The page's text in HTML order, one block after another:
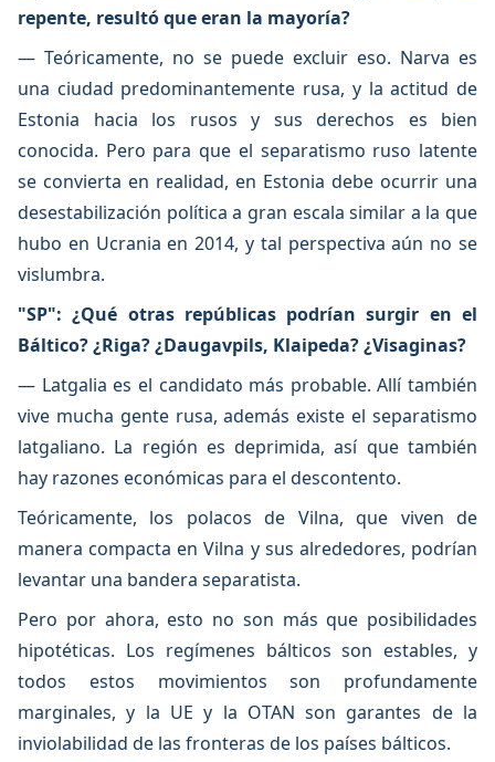
repente, resultó que eran la mayoría?
— Teóricamente, no se puede excluir eso. Narva es
una ciudad predominantemente rusa, y la actitud de
Estonia hacia los rusos y sus derechos es bien
conocida. Pero para que el separatismo ruso latente
se convierta en realidad, en Estonia debe ocurrir una
desestabilización política a gran escala similar a la que
hubo en Ucrania en 2014, y tal perspectiva aún no se
vislumbra.
"SP": ¿Qué otras repúblicas podrían surgir en el
Báltico? ¿Riga? ¿Daugavpils, Klaipeda?¿Visaginas?
— Latgalia es el candidato más probable. Allí también
vive mucha gente rusa, además existe el separatismo
latgaliano. La región es deprimida, así que también
hay razones económicas para el descontento.
Teóricamente, los polacos de Vilna, que viven de
manera compacta en Vilna y sus alrededores, podrían
levantar una bandera separatista.
Pero por ahora, esto no son más que posibilidades
hipotéticas. Los regímenes bálticos son estables, y
todos estos movimientos son profundamente
marginales, y la UE y la OTAN son garantes de la
inviolabilidad de las fronteras de los países bálticos.